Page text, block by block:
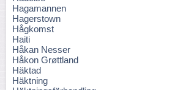
Hagamannen
Hagerstown
Hågkomst
Haiti
Håkan Nesser
Håkon Grøttland
Häktad
Häktning